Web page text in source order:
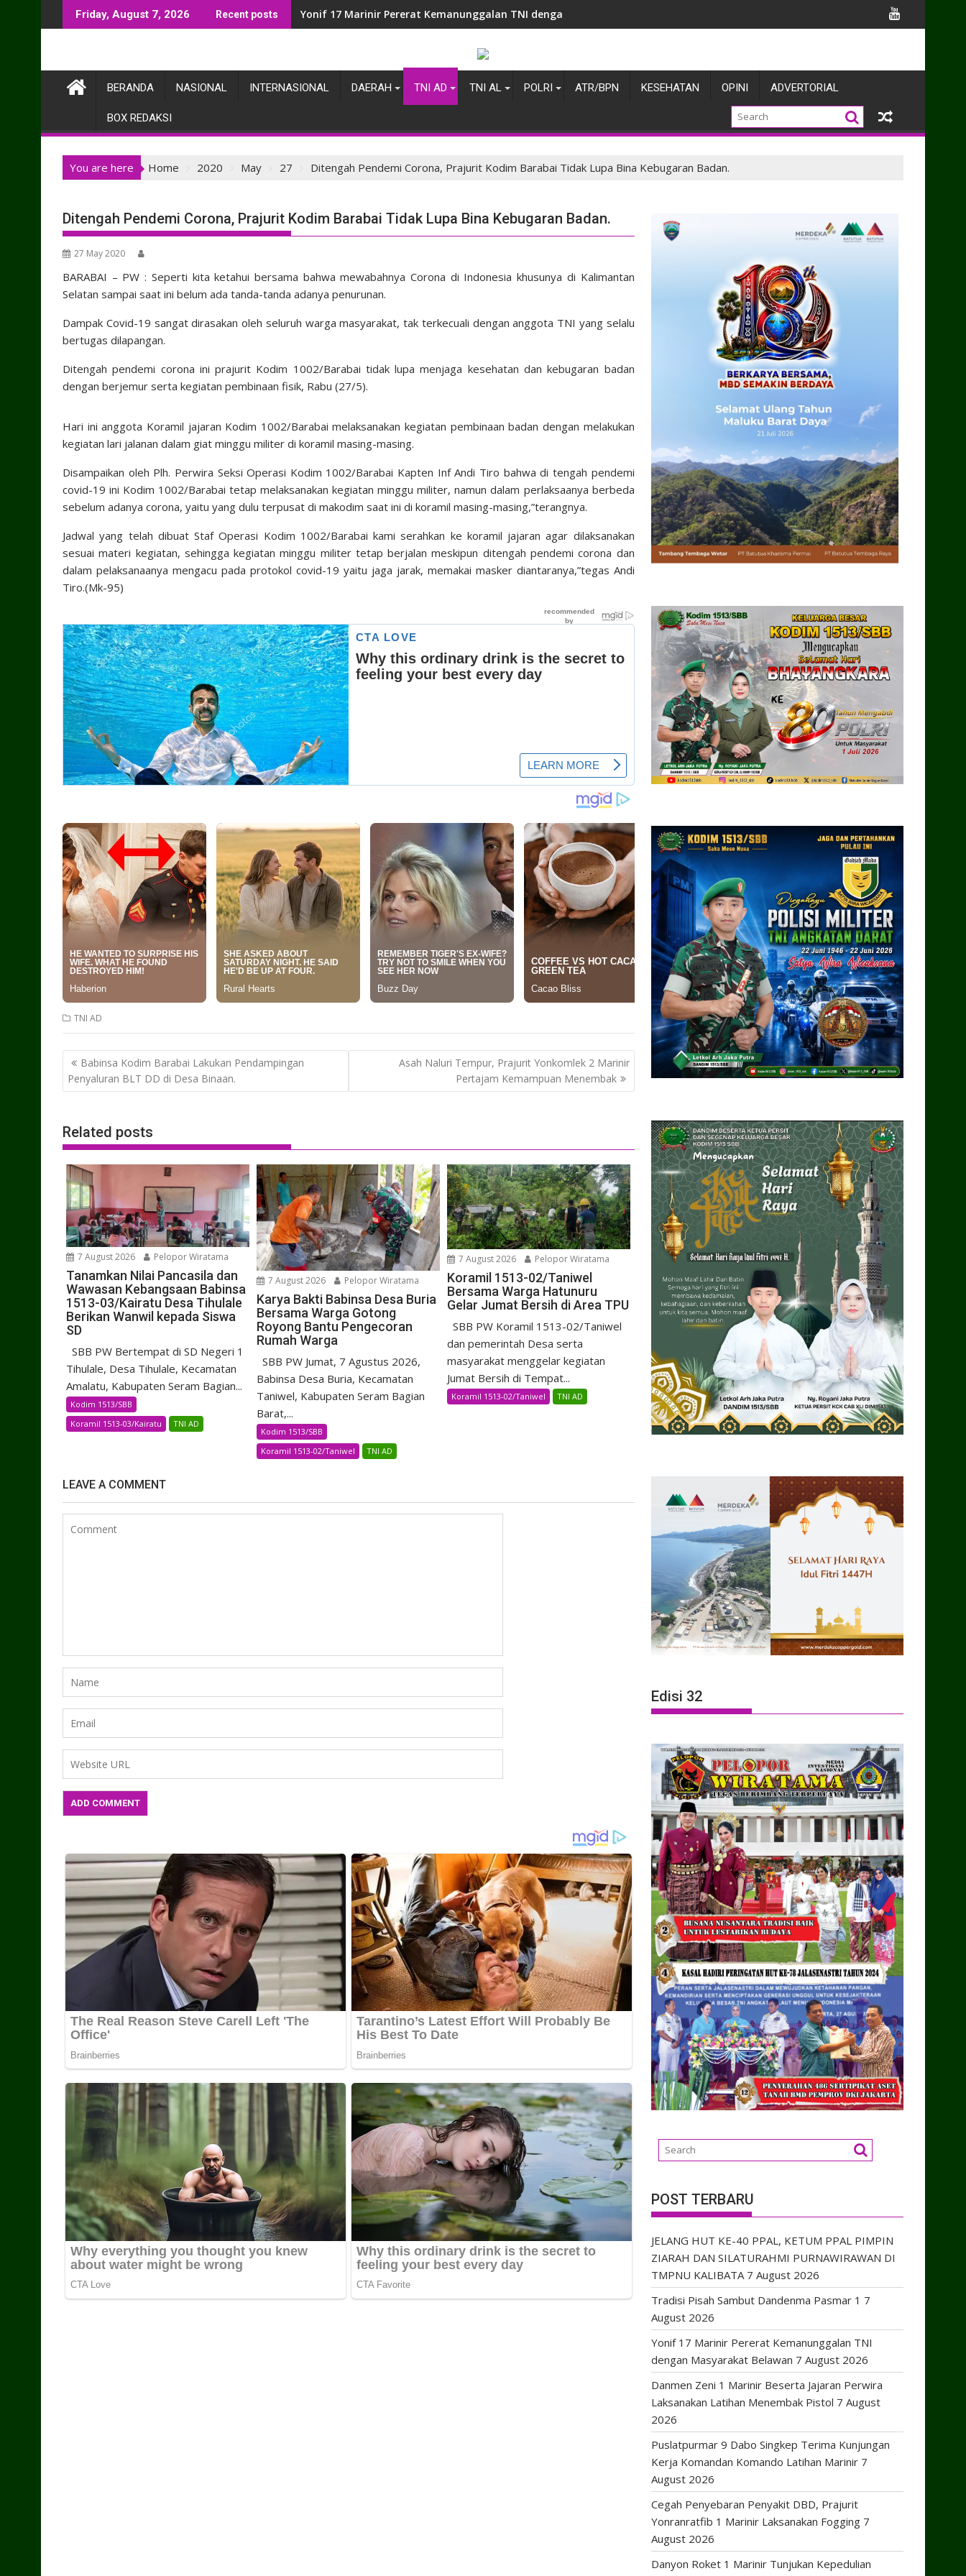
to
Friday, August 7, 2026 Recent posts Yonif 17 Marinir Pererat Kemanunggalan TNI dengan Masyarakat Belawan
BERANDA NASIONAL INTERNASIONAL DAERAH TNI AD TNI AL POLRI ATR/BPN KESEHATAN OPINI ADVERTORIAL
BOX REDAKSI
You are here Home 2020 May 27 Ditengah Pendemi Corona, Prajurit Kodim Barabai Tidak Lupa Bina Kebugaran Badan.
Ditengah Pendemi Corona, Prajurit Kodim Barabai Tidak Lupa Bina Kebugaran Badan.
27 May 2020
BARABAI – PW : Seperti kita ketahui bersama bahwa mewabahnya Corona di Indonesia khusunya di Kalimantan
Selatan sampai saat ini belum ada tanda-tanda adanya penurunan.
Dampak Covid-19 sangat dirasakan oleh seluruh warga masyarakat, tak terkecuali dengan anggota TNI yang selalu
bertugas dilapangan.
Ditengah pendemi corona ini prajurit Kodim 1002/Barabai tidak lupa menjaga kesehatan dan kebugaran badan
dengan berjemur serta kegiatan pembinaan fisik, Rabu (27/5).
Hari ini anggota Koramil jajaran Kodim 1002/Barabai melaksanakan kegiatan pembinaan badan dengan melakukan
kegiatan lari jalanan dalam giat minggu militer di koramil masing-masing.
Disampaikan oleh Plh. Perwira Seksi Operasi Kodim 1002/Barabai Kapten Inf Andi Tiro bahwa di tengah pendemi
covid-19 ini Kodim 1002/Barabai tetap melaksanakan kegiatan minggu militer, namun dalam perlaksaanya berbeda
sebelum adanya corona, yaitu yang dulu terpusat di makodim saat ini di koramil masing-masing,”terangnya.
Jadwal yang telah dibuat Staf Operasi Kodim 1002/Barabai kami serahkan ke koramil jajaran agar dilaksanakan
sesuai materi kegiatan, sehingga kegiatan minggu militer tetap berjalan meskipun ditengah pendemi corona dan
dalam pelaksanaanya mengacu pada protokol covid-19 yaitu jaga jarak, memakai masker diantaranya,”tegas Andi
Tiro.(Mk-95)
TNI AD
Post
navigation
Babinsa Kodim Barabai Lakukan Pendampingan
Penyaluran BLT DD di Desa Binaan.
Asah Naluri Tempur, Prajurit Yonkomlek 2 Marinir
Pertajam Kemampuan Menembak
Related posts
7 August 2026 Pelopor Wiratama
Tanamkan Nilai Pancasila dan
Wawasan Kebangsaan Babinsa
1513-03/Kairatu Desa Tihulale
Berikan Wanwil kepada Siswa
SD
SBB PW Bertempat di SD Negeri 1
Tihulale, Desa Tihulale, Kecamatan
Amalatu, Kabupaten Seram Bagian...
Kodim 1513/SBB
Koramil 1513-03/Kairatu
TNI AD
7 August 2026 Pelopor Wiratama
Karya Bakti Babinsa Desa Buria
Bersama Warga Gotong
Royong Bantu Pengecoran
Rumah Warga
SBB PW Jumat, 7 Agustus 2026,
Babinsa Desa Buria, Kecamatan
Taniwel, Kabupaten Seram Bagian
Barat,...
Kodim 1513/SBB
Koramil 1513-02/Taniwel
TNI AD
7 August 2026 Pelopor Wiratama
Koramil 1513-02/Taniwel
Bersama Warga Hatunuru
Gelar Jumat Bersih di Area TPU
SBB PW Koramil 1513-02/Taniwel
dan pemerintah Desa serta
masyarakat menggelar kegiatan
Jumat Bersih di Tempat...
Koramil 1513-02/Taniwel TNI AD
LEAVE A COMMENT
Edisi 32
POST TERBARU
JELANG HUT KE-40 PPAL, KETUM PPAL PIMPIN
ZIARAH DAN SILATURAHMI PURNAWIRAWAN DI
TMPNU KALIBATA 7 August 2026
Tradisi Pisah Sambut Dandenma Pasmar 1 7
August 2026
Yonif 17 Marinir Pererat Kemanunggalan TNI
dengan Masyarakat Belawan 7 August 2026
Danmen Zeni 1 Marinir Beserta Jajaran Perwira
Laksanakan Latihan Menembak Pistol 7 August
2026
Puslatpurmar 9 Dabo Singkep Terima Kunjungan
Kerja Komandan Komando Latihan Marinir 7
August 2026
Cegah Penyebaran Penyakit DBD, Prajurit
Yonranratfib 1 Marinir Laksanakan Fogging 7
August 2026
Danyon Roket 1 Marinir Tunjukan Kepedulian